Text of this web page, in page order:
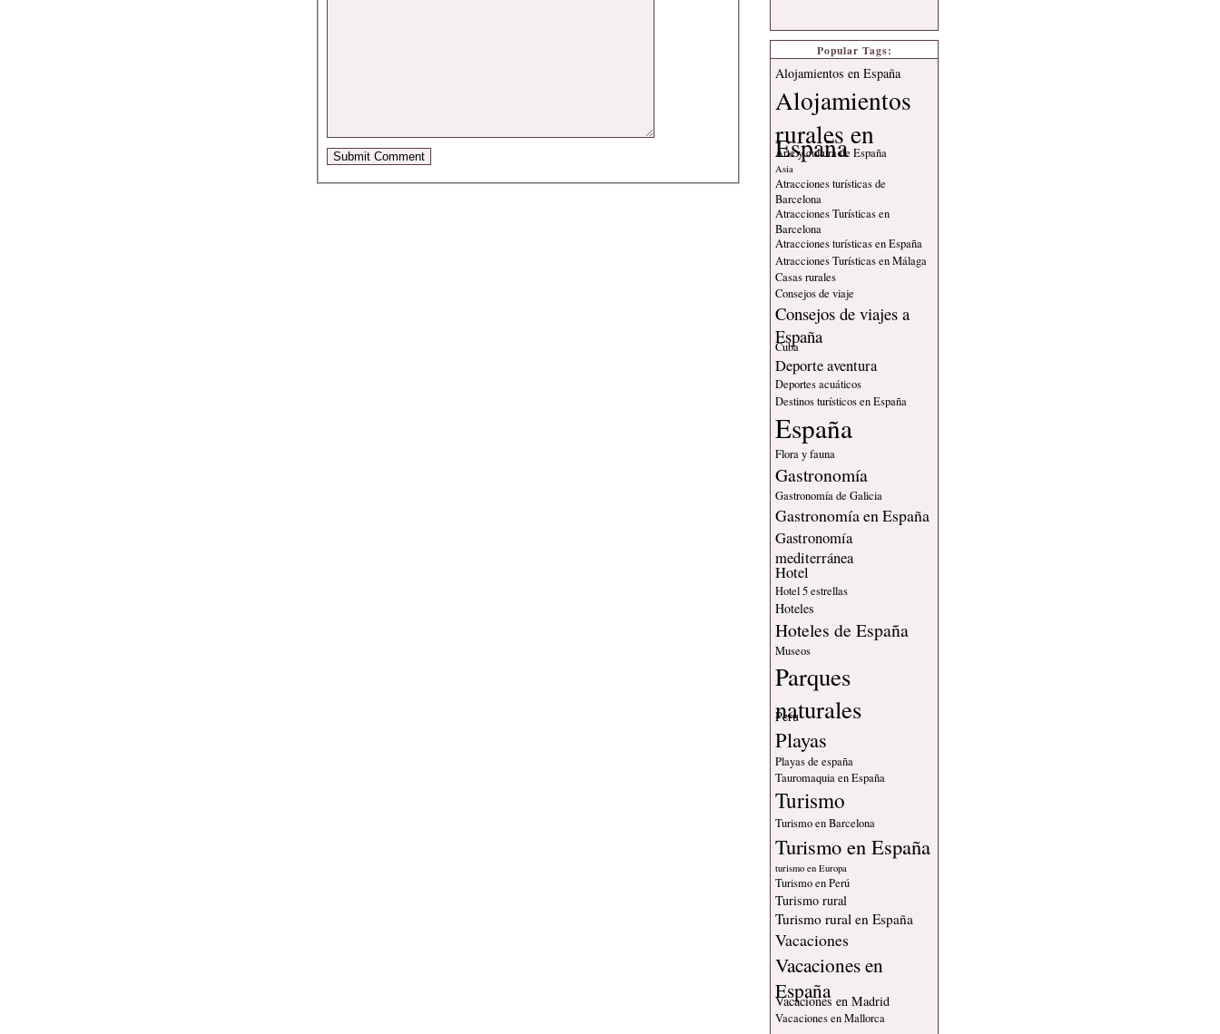
Popular Tags:
Alojamientos en España
Alojamientos
rurales en
España
Arte y cultura de España
Asia
Atracciones turísticas de
Barcelona
Atracciones Turísticas en
Barcelona
Atracciones turísticas en España
Atracciones Turísticas en Málaga
Casas rurales
Consejos de viaje
Consejos de viajes a
España
Cuba
Deporte aventura
Deportes acuáticos
Destinos turísticos en España
España
Flora y fauna
Gastronomía
Gastronomía de Galicia
Gastronomía en España
Gastronomía
mediterránea
Hotel
Hotel 5 estrellas
Hoteles
Hoteles de España
Museos
Parques
naturales
Peru
Playas
Playas de españa
Tauromaquia en España
Turismo
Turismo en Barcelona
Turismo en España
turismo en Europa
Turismo en Perú
Turismo rural
Turismo rural en España
Vacaciones
Vacaciones en
España
Vacaciones en Madrid
Vacaciones en Mallorca